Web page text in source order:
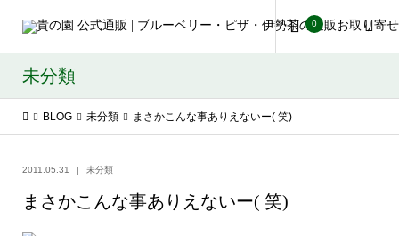
0
未分類
BLOG 未分類 まさかこんな事ありえないー( 笑)
2011.05.31 未分類
まさかこんな事ありえないー( 笑)